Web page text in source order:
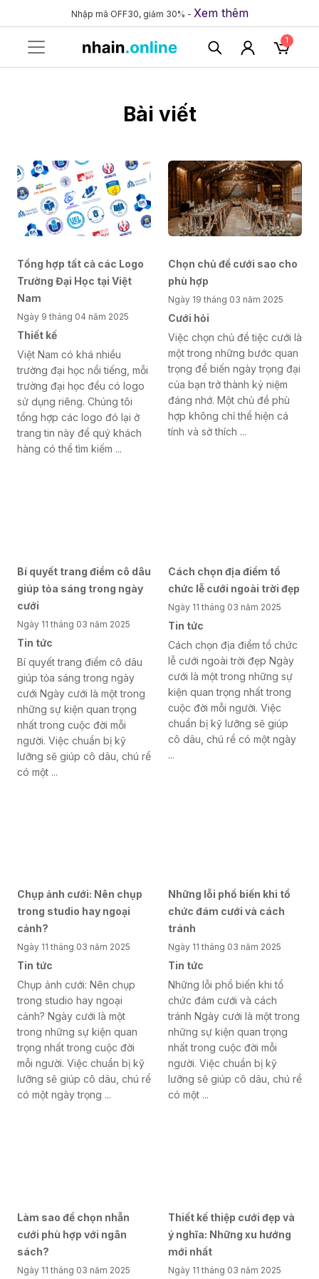
Nhập mã OFF30, giảm 30% - Xem thêm
1
Bài viết
Tổng hợp tất cả các Logo
Trường Đại Học tại Việt
Nam
Ngày 9 tháng 04 năm 2025
Thiết kế
Việt Nam có khá nhiều
trường đại học nổi tiếng, mỗi
trường đại học đều có logo
sử dụng riêng. Chúng tôi
tổng hợp các logo đó lại ở
trang tin này để quý khách
hàng có thể tìm kiếm ...
Chọn chủ đề cưới sao cho
phù hợp
Ngày 19 tháng 03 năm 2025
Cưới hỏi
Việc chọn chủ đề tiệc cưới là
một trong những bước quan
trọng để biến ngày trọng đại
của bạn trở thành kỷ niệm
đáng nhớ. Một chủ đề phù
hợp không chỉ thể hiện cá
tính và sở thích ...
Bí quyết trang điểm cô dâu
giúp tỏa sáng trong ngày
cưới
Ngày 11 tháng 03 năm 2025
Tin tức
Bí quyết trang điểm cô dâu
giúp tỏa sáng trong ngày
cưới Ngày cưới là một trong
những sự kiện quan trọng
nhất trong cuộc đời mỗi
người. Việc chuẩn bị kỹ
lưỡng sẽ giúp cô dâu, chú rể
có một ...
Cách chọn địa điểm tổ
chức lễ cưới ngoài trời đẹp
Ngày 11 tháng 03 năm 2025
Tin tức
Cách chọn địa điểm tổ chức
lễ cưới ngoài trời đẹp Ngày
cưới là một trong những sự
kiện quan trọng nhất trong
cuộc đời mỗi người. Việc
chuẩn bị kỹ lưỡng sẽ giúp
cô dâu, chú rể có một ngày
...
Chụp ảnh cưới: Nên chụp
trong studio hay ngoại
cảnh?
Ngày 11 tháng 03 năm 2025
Tin tức
Chụp ảnh cưới: Nên chụp
trong studio hay ngoại
cảnh? Ngày cưới là một
trong những sự kiện quan
trọng nhất trong cuộc đời
mỗi người. Việc chuẩn bị kỹ
lưỡng sẽ giúp cô dâu, chú rể
có một ngày trọng ...
Những lỗi phổ biến khi tổ
chức đám cưới và cách
tránh
Ngày 11 tháng 03 năm 2025
Tin tức
Những lỗi phổ biến khi tổ
chức đám cưới và cách
tránh Ngày cưới là một trong
những sự kiện quan trọng
nhất trong cuộc đời mỗi
người. Việc chuẩn bị kỹ
lưỡng sẽ giúp cô dâu, chú rể
có một ...
Làm sao để chọn nhẫn
cưới phù hợp với ngân
sách?
Ngày 11 tháng 03 năm 2025
Thiết kế thiệp cưới đẹp và
ý nghĩa: Những xu hướng
mới nhất
Ngày 11 tháng 03 năm 2025